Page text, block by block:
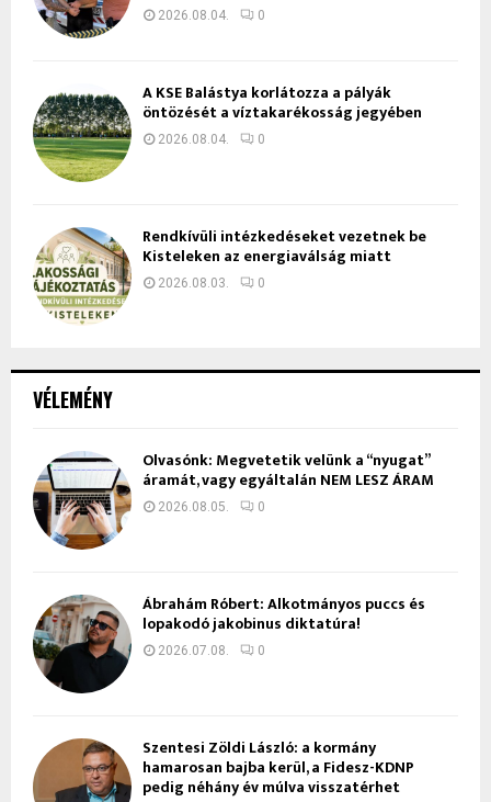
VÉLEMÉNY
Olvasónk: Megvetetik velünk a “nyugat”
áramát, vagy egyáltalán NEM LESZ ÁRAM
2026.08.05. 0
Ábrahám Róbert: Alkotmányos puccs és
lopakodó jakobinus diktatúra!
2026.07.08. 0
Szentesi Zöldi László: a kormány
hamarosan bajba kerül, a Fidesz-KDNP
pedig néhány év múlva visszatérhet
2026.08.04. 0
A KSE Balástya korlátozza a pályák
öntözését a víztakarékosság jegyében
2026.08.04. 0
Rendkívüli intézkedéseket vezetnek be
Kisteleken az energiaválság miatt
2026.08.03. 0